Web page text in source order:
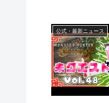
公式・最新ニュース